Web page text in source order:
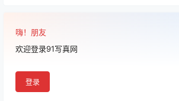
嗨！朋友
欢迎登录91写真网
登录